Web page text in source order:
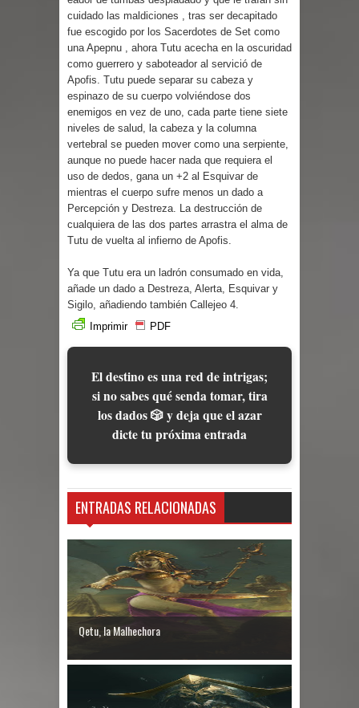
cuidado las maldiciones , tras ser decapitado
fue escogido por los Sacerdotes de Set como
una Apepnu , ahora Tutu acecha en la oscuridad
como guerrero y saboteador al servició de
Apofis. Tutu puede separar su cabeza y
espinazo de su cuerpo volviéndose dos
enemigos en vez de uno, cada parte tiene siete
niveles de salud, la cabeza y la columna
vertebral se pueden mover como una serpiente,
aunque no puede hacer nada que requiera el
uso de dedos, gana un +2 al Esquivar de
mientras el cuerpo sufre menos un dado a
Percepción y Destreza. La destrucción de
cualquiera de las dos partes arrastra el alma de
Tutu de vuelta al infierno de Apofis.
Ya que Tutu era un ladrón consumado en vida,
añade un dado a Destreza, Alerta, Esquivar y
Sigilo, añadiendo también Callejeo 4.
Imprimir
PDF
El destino es una red de intrigas;
si no sabes qué senda tomar, tira
los dados 🎲 y deja que el azar
dicte tu próxima entrada
ENTRADAS RELACIONADAS
Qetu, la Malhechora